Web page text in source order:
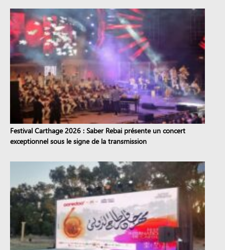
Festival Carthage 2026 : Saber Rebai présente un concert
exceptionnel sous le signe de la transmission